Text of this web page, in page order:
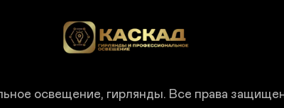
освещение, гирлянды. Все права